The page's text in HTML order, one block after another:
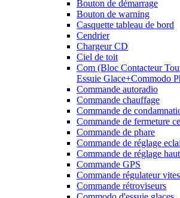
Bouton de démarrage
Bouton de warning
Casquette tableau de bord
Cendrier
Chargeur CD
Ciel de toit
Com (Bloc Contacteur
Essuie Glace+Commodo
Commande autoradio
Commande chauffage
Commande de
Commande de fermeture
Commande de phare
Commande de réglage
Commande de réglage
Commande GPS
Commande régulateur
Commande rétroviseurs